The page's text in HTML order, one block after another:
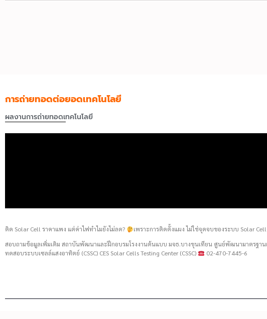
การถ่ายทอดต่อยอดเทคโนโลยี
ผลงานการถ่ายทอดเทคโนโลยี
ติด Solar Cell ราคาแพง แต่ค่าไฟทำไมยังไม่ลด?
เพราะการติดตั้งแผง ไม่ใช่จุดจบของระบบ Solar Cell
สอบถามข้อมูลเพิ่มเติม สถาบันพัฒนาและฝึกอบรมโรงงานต้นแบบ มจธ.บางขุนเทียน ศูนย์พัฒนามาตรฐาน
ทดสอบระบบเซลล์แสงอาทิตย์ (CSSC) CES Solar Cells Testing Center (CSSC)
02-470-7445-6